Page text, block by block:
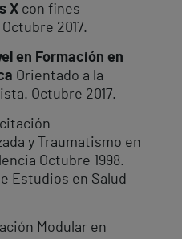
X con fines
2017.
en Formación en
Orientado a la
Octubre 2017.
y Traumatismo en
Octubre 1998.
Estudios en Salud
Modular en